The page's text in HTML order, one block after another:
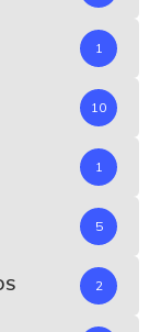
1
10
1
5
2